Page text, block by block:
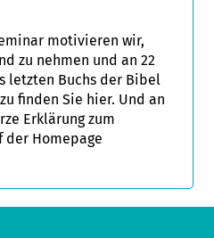
motivieren wir,
zu nehmen und an 22
letzten Buchs der Bibel
finden Sie hier. Und an
Erklärung zum
der Homepage